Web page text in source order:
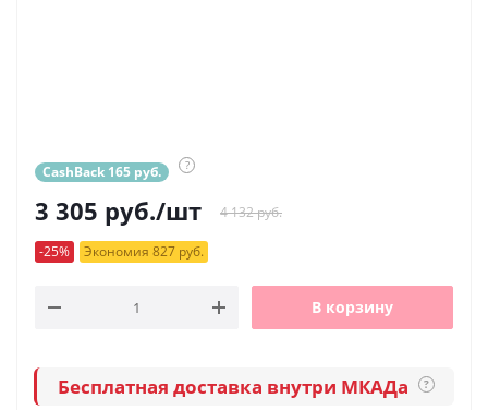
CashBack 165 руб. ?
3 305 руб./шт 4 132 руб.
-25% Экономия 827 руб.
В корзину
Бесплатная доставка внутри МКАДа ?